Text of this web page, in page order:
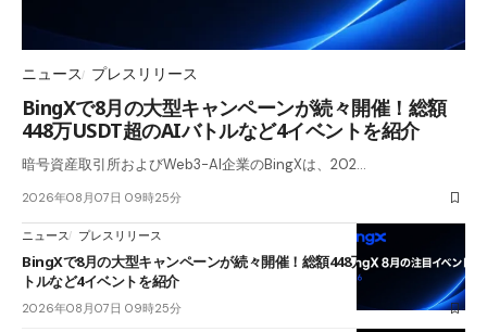
ニュース プレスリリース
BingXで8月の大型キャンペーンが続々開催！総額
448万USDT超のAIバトルなど4イベントを紹介
暗号資産取引所およびWeb3-AI企業のBingXは、202…
2026年08月07日 09時25分
ニュース プレスリリース
BingXで8月の大型キャンペーンが続々開催！総額448万USDT超のAIバ
トルなど4イベントを紹介
2026年08月07日 09時25分